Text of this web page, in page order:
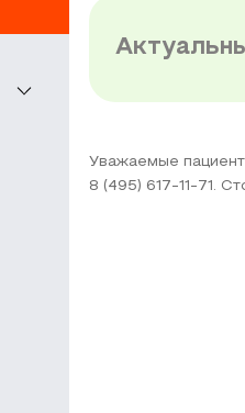
Уважаемые
8 (495) 617-11-71.